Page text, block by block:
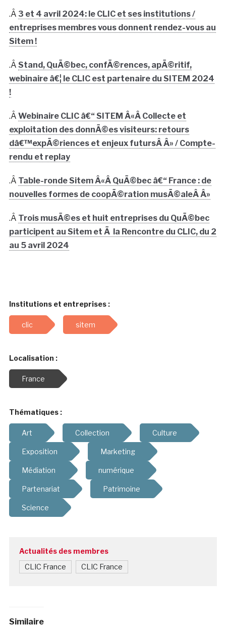
.Â 3 et 4 avril 2024: le CLIC et ses institutions /
entreprises membres vous donnent rendez-vous au
Sitem !
.Â Stand, QuÃ©bec, confÃ©rences, apÃ©ritif,
webinaire â€¦ le CLIC est partenaire du SITEM 2024
!
.Â Webinaire CLIC â€“ SITEM Â«Â Collecte et
exploitation des donnÃ©es visiteurs: retours
dâ€™expÃ©riences et enjeux futursÂ Â» / Compte-
rendu et replay
.Â Table-ronde Sitem Â«Â QuÃ©bec â€“ France : de
nouvelles formes de coopÃ©ration musÃ©aleÂ Â»
.Â Trois musÃ©es et huit entreprises du QuÃ©bec
participent au Sitem et Ã la Rencontre du CLIC, du 2
au 5 avril 2024
Institutions et entreprises :
clic sitem
Localisation :
France
Thématiques :
Art Collection Culture
Exposition Marketing
Médiation numérique
Partenariat Patrimoine
Science
Actualités des membres
CLIC France CLIC France
Similaire